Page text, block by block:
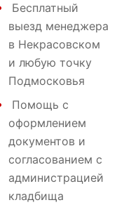
Бесплатный
выезд менеджера
в Некрасовском
и любую точку
Подмосковья
Помощь с
оформлением
документов и
согласованием с
администрацией
кладбища